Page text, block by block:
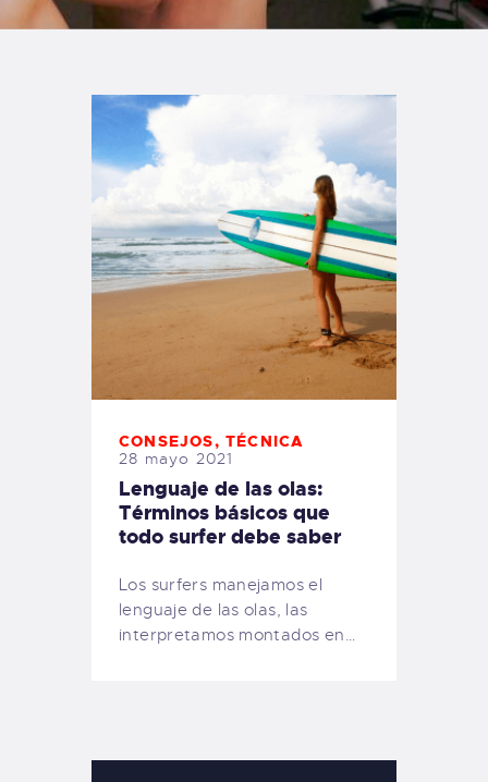
TIENDA FAMILY SURFERS
CONSEJOS,TÉCNICA
28 mayo 2021
Lenguaje de las olas:
Términos básicos que
todo surfer debe saber
Los surfers manejamos el
lenguaje de las olas, las
interpretamos montados en…